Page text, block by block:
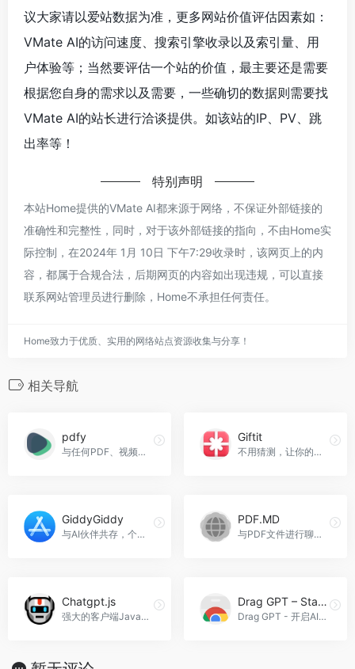
议大家请以爱站数据为准，更多网站价值评估因素如：
VMate AI的访问速度、搜索引擎收录以及索引量、用
户体验等；当然要评估一个站的价值，最主要还是需要
根据您自身的需求以及需要，一些确切的数据则需要找
VMate AI的站长进行洽谈提供。如该站的IP、PV、跳
出率等！
特别声明
本站Home提供的VMate AI都来源于网络，不保证外部链接的
准确性和完整性，同时，对于该外部链接的指向，不由Home实
际控制，在2024年 1月 10日 下午7:29收录时，该网页上的内
容，都属于合规合法，后期网页的内容如出现违规，可以直接
联系网站管理员进行删除，Home不承担任何责任。
Home致力于优质、实用的网络站点资源收集与分享！
相关导航
pdfy
与任何PDF、视频或音频进行聊天，pdfy官网入口网址
Giftit
不用猜测，让你的礼物更准确，Giftit官网入口网址
GiddyGiddy
与AI伙伴共存，个性化的关怀与乐趣。
PDF.MD
与PDF文件进行聊天，PDF.MD官网入口网址
Chatgpt.js
强大的客户端JavaScript库，用于ChatGPT，Chatgpt.js官网入口网址
Drag GPT – Start AI Easily with Drag!
Drag GPT - 开启AI之旅，轻松拖拽点击！，Drag GPT - Start AI Easily with Drag!官网入口网址